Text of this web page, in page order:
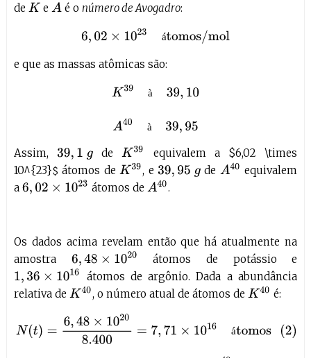
de K eAé o número de Avogadro:
á
6, 02 ×1023 átomos/mol
e que as massas atômicas são:
à
à
39à39 10 40à 39,95
Assim,39,1 g deK39
equivalem a $6,02 \times
10^{23}$ átomos deK39 , e39,95 g de A40 equivalem
a 6,02× 10 23 átomos deA40.
Os dados acima revelam então que há atualmente na
amostra 6,48× 10 20
átomos de potássio e
1 36×1016
átomos de argônio. Dada a abundância
relativa de K40 , o número atual de átomos deK40 é:
á
N( t)= 6,48 ×1020 1016